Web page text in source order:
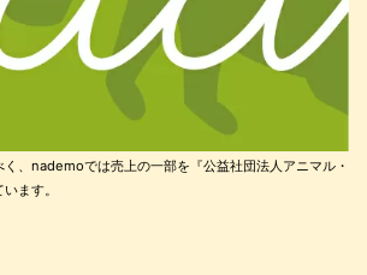
、nademoでは売上の一部を『公益社団法人アニマル・
ます。